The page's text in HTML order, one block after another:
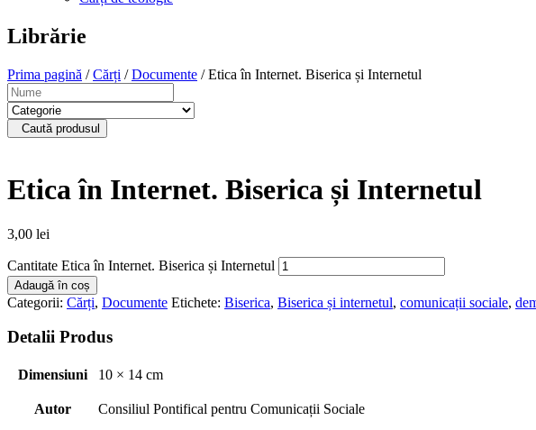
Librărie
Prima pagină /Cărți /Documente / Etica în Internet. Biserica și Internetul
Caută produsul
Etica în Internet. Biserica și Internetul
3,00 lei
Cantitate Etica în Internet. Biserica și Internetul
Adaugă în coș
Categorii: Cărți, Documente Etichete: Biserica, Biserica și internetul, comunicații sociale,
Detalii Produs
Dimensiuni 10 × 14 cm
Autor Consiliul Pontifical pentru Comunicații Sociale